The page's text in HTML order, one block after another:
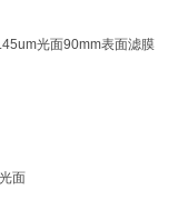
光面90mm表面滤膜
面